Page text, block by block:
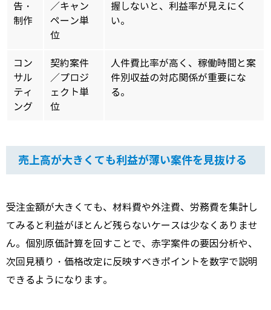
告・
制作
／キャン
ペーン単
位
握しないと、利益率が見えにく
い。
コン
サル
ティ
ング
契約案件
／プロジ
ェクト単
位
人件費比率が高く、稼働時間と案
件別収益の対応関係が重要にな
る。
売上高が大きくても利益が薄い案件を見抜ける
受注金額が大きくても、材料費や外注費、労務費を集計し
てみると利益がほとんど残らないケースは少なくありませ
ん。個別原価計算を回すことで、赤字案件の要因分析や、
次回見積り・価格改定に反映すべきポイントを数字で説明
できるようになります。